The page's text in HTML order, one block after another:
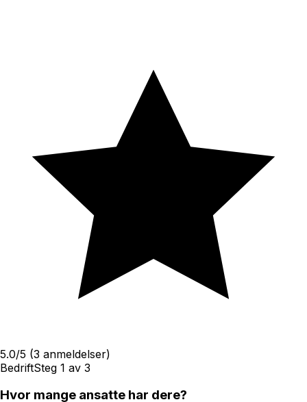
5.0/5 (3 anmeldelser)
BedriftSteg 1 av 3
Hvor mange ansatte har dere?